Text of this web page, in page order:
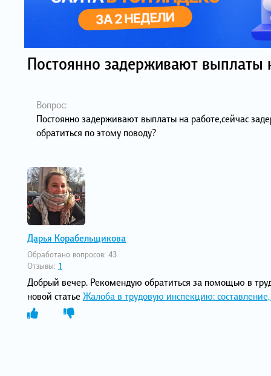
Постоянно задерживают выплаты
Вопрос:
Постоянно задерживают выплаты на работе,сейчас
обратиться по этому поводу?
Дарья Корабельщикова
Обработано вопросов: 43
Отзывы: 1
Добрый вечер. Рекомендую обратиться за помощью в
новой статье Жалоба в трудовую инспекцию: